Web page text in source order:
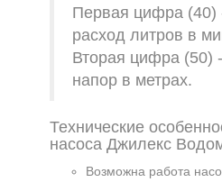
Первая цифра (40)
расход литров в
Вторая цифра (50)
напор в метрах.
Технические
насоса Джилекс
Возможна работа